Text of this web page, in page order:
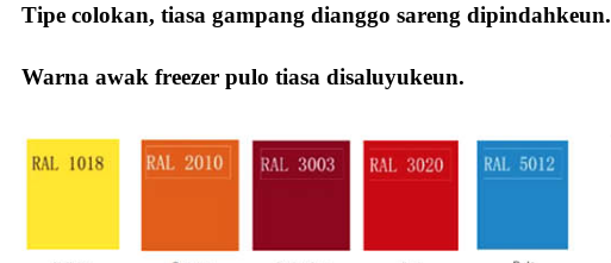
Tipe colokan, tiasa gampang dianggo sareng dipindahkeun.
Warna awak freezer pulo tiasa disaluyukeun.